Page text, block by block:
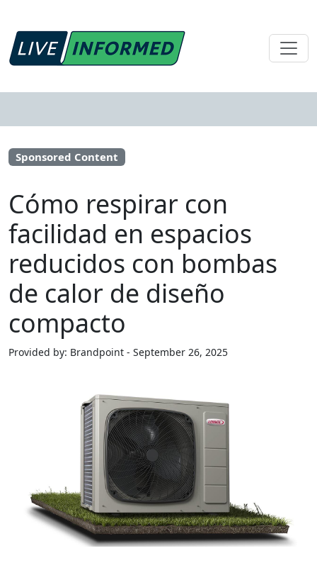
Sponsored Content
Cómo respirar con
facilidad en espacios
reducidos con bombas
de calor de diseño
compacto
Provided by: Brandpoint - September 26, 2025